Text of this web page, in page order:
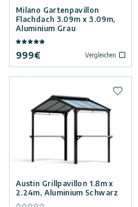
Wintergärten
Poolüberdachung
Zubehör
Datenschutz-
Bestimmungen
Nutzungsbedingungen
Innovera
Decor
Milano Gartenpavillon
Flachdach 3.09m x 3.09m,
Aluminium Grau
999€ Vergleichen
Austin Grillpavillon 1.8m x
2.24m, Aluminium Schwarz
Zur